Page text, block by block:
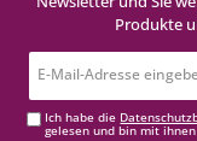
Produkte
Ich habe die
gelesen und bin mit